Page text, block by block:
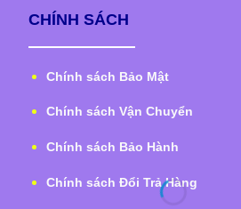
CHÍNH SÁCH
Chính sách Bảo Mật
Chính sách Vận Chuyển
Chính sách Bảo Hành
Chính sách Đổi Trả Hàng